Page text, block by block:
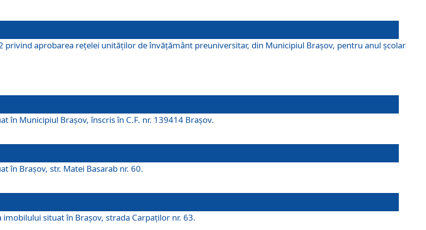
privind aprobarea rețelei unităților de învăţământ preuniversitar, din Municipiul Braşov, pentru anul școlar
în Municipiul Brașov, înscris în C.F. nr. 139414 Brașov.
în Brașov, str. Matei Basarab nr. 60.
situat în Brașov, strada Carpaților nr. 63.